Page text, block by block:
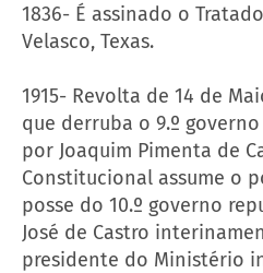
1836- É assinado o
Velasco, Texas.
1915- Revolta de 14 de
que derruba o 9.º
por Joaquim Pimenta de
Constitucional assume o
posse do 10.º governo
José de Castro
presidente do Ministério